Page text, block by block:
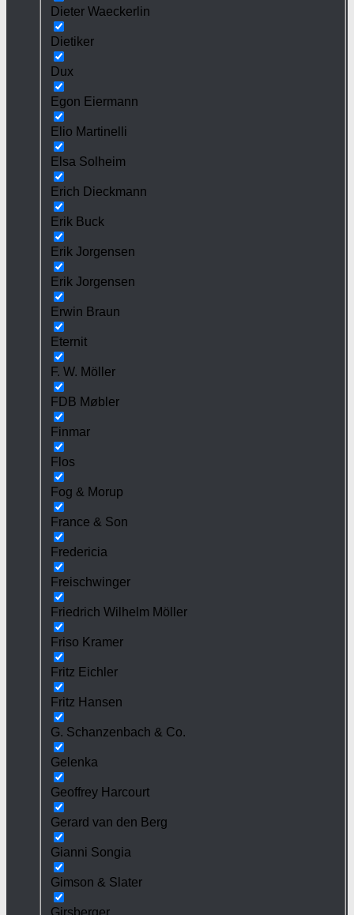
Dieter Waeckerlin
Dietiker
Dux
Egon Eiermann
Elio Martinelli
Elsa Solheim
Erich Dieckmann
Erik Buck
Erik Jorgensen
Erik Jorgensen
Erwin Braun
Eternit
F. W. Möller
FDB Møbler
Finmar
Flos
Fog & Morup
France & Son
Fredericia
Freischwinger
Friedrich Wilhelm Möller
Friso Kramer
Fritz Eichler
Fritz Hansen
G. Schanzenbach & Co.
Gelenka
Geoffrey Harcourt
Gerard van den Berg
Gianni Songia
Gimson & Slater
Girsberger